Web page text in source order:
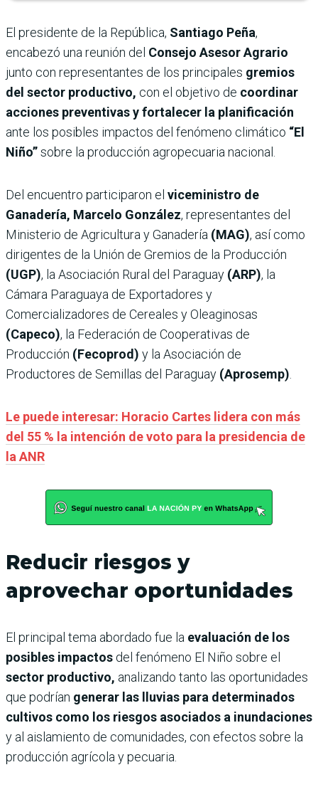
El presidente de la República, Santiago Peña,
encabezó una reunión del Consejo Asesor Agrario
junto con representantes de los principales gremios
del sector productivo, con el objetivo de coordinar
acciones preventivas y fortalecer la planificación
ante los posibles impactos del fenómeno climático “El
Niño”sobre la producción agropecuaria nacional.
Del encuentro participaron el viceministro de
Ganadería, Marcelo González, representantes del
Ministerio de Agricultura y Ganadería (MAG), así como
dirigentes de la Unión de Gremios de la Producción
(UGP), la Asociación Rural del Paraguay (ARP), la
Cámara Paraguaya de Exportadores y
Comercializadores de Cereales y Oleaginosas
(Capeco), la Federación de Cooperativas de
Producción (Fecoprod) y la Asociación de
Productores de Semillas del Paraguay (Aprosemp).
Le puede interesar: Horacio Cartes lidera con más
del 55 % la intención de voto para la presidencia de
la ANR
Reducir riesgos y
aprovechar oportunidades
El principal tema abordado fue la evaluación de los
posibles impactos del fenómeno El Niño sobre el
sector productivo, analizando tanto las oportunidades
que podrían generar las lluvias para determinados
cultivos como los riesgos asociados a inundaciones
y al aislamiento de comunidades, con efectos sobre la
producción agrícola y pecuaria.